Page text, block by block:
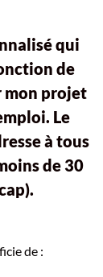
qui
de
mon projet
Le
à tous
de 30
de :